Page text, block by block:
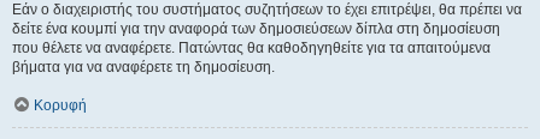
Εάν ο διαχειριστής του συστήματος συζητήσεων το έχει επιτρέψει, θα πρέπει να
δείτε ένα κουμπί για την αναφορά των δημοσιεύσεων δίπλα στη δημοσίευση
που θέλετε να αναφέρετε. Πατώντας θα καθοδηγηθείτε για τα απαιτούμενα
βήματα για να αναφέρετε τη δημοσίευση.
Κορυφή